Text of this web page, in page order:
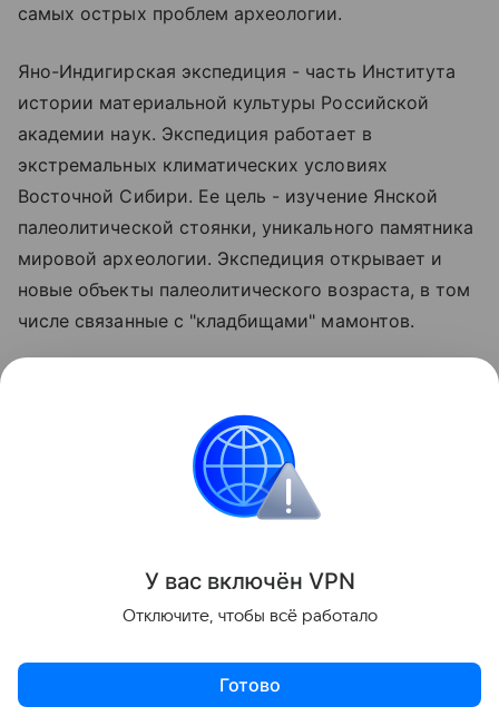
самых острых проблем археологии.
Яно-Индигирская экспедиция - часть Института
истории материальной культуры Российской
академии наук. Экспедиция работает в
экстремальных климатических условиях
Восточной Сибири. Ее цель - изучение Янской
палеолитической стоянки, уникального памятника
мировой археологии. Экспедиция открывает и
новые объекты палеолитического возраста, в том
числе связанные с "кладбищами" мамонтов.
арктической Восточной Сибири, ученые нашли
Янскую стоянку - древнейший след пребывания
человека в Арктике, уникальный объект мирового
культурного наследия.
Поделиться
У вас включён VPN
Отключите, чтобы всё работало
Готово